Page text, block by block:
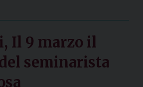
Il 9 marzo il
seminarista